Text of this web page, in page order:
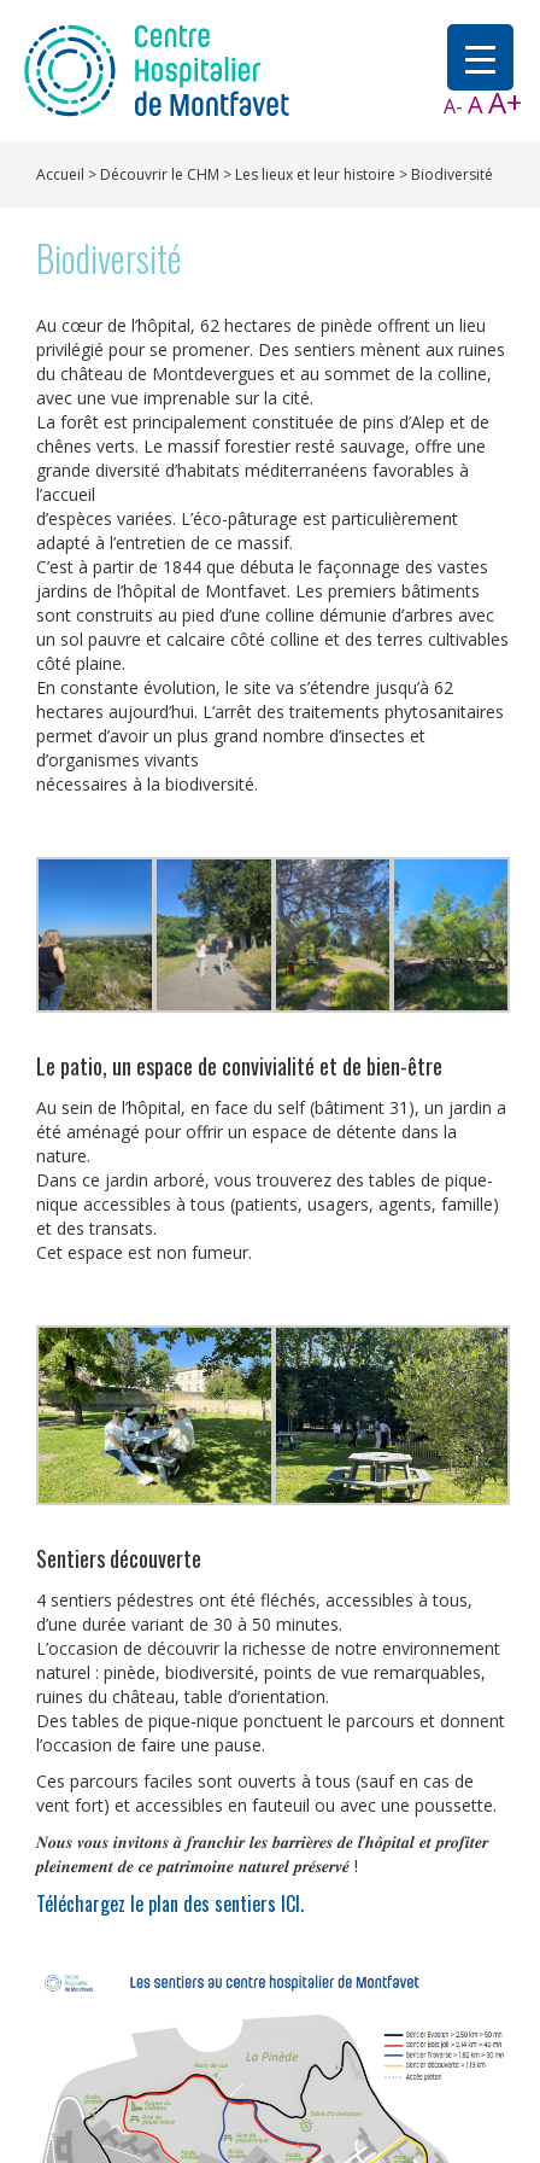
A- AA+
Accueil > Découvrir le CHM > Les lieux et leur histoire > Biodiversité
Biodiversité
Au cœur de l’hôpital, 62 hectares de pinède offrent un lieu
privilégié pour se promener. Des sentiers mènent aux ruines
du château de Montdevergues et au sommet de la colline,
avec une vue imprenable sur la cité.
La forêt est principalement constituée de pins d’Alep et de
chênes verts. Le massif forestier resté sauvage, offre une
grande diversité d’habitats méditerranéens favorables à
l’accueil
d’espèces variées. L’éco-pâturage est particulièrement
adapté à l’entretien de ce massif.
C’est à partir de 1844 que débuta le façonnage des vastes
jardins de l’hôpital de Montfavet. Les premiers bâtiments
sont construits au pied d’une colline démunie d’arbres avec
un sol pauvre et calcaire côté colline et des terres cultivables
côté plaine.
En constante évolution, le site va s’étendre jusqu’à 62
hectares aujourd’hui. L’arrêt des traitements phytosanitaires
permet d’avoir un plus grand nombre d’insectes et
d’organismes vivants
nécessaires à la biodiversité.
Le patio, un espace de convivialité et de bien-être
Au sein de l’hôpital, en face du self (bâtiment 31), un jardin a
été aménagé pour offrir un espace de détente dans la
nature.
Dans ce jardin arboré, vous trouverez des tables de pique-
nique accessibles à tous (patients, usagers, agents, famille)
et des transats.
Cet espace est non fumeur.
Sentiers découverte
4 sentiers pédestres ont été fléchés, accessibles à tous,
d’une durée variant de 30 à 50 minutes.
L’occasion de découvrir la richesse de notre environnement
naturel : pinède, biodiversité, points de vue remarquables,
ruines du château, table d’orientation.
Des tables de pique-nique ponctuent le parcours et donnent
l’occasion de faire une pause.
Ces parcours faciles sont ouverts à tous (sauf en cas de
vent fort) et accessibles en fauteuil ou avec une poussette.
𝑵𝒐𝒖𝒔 𝒗𝒐𝒖𝒔 𝒊𝒏𝒗𝒊𝒕𝒐𝒏𝒔 𝒂̀ 𝒇𝒓𝒂𝒏𝒄𝒉𝒊𝒓 𝒍𝒆𝒔 𝒃𝒂𝒓𝒓𝒊𝒆̀𝒓𝒆𝒔 𝒅𝒆 𝒍’𝒉𝒐̂𝒑𝒊𝒕𝒂𝒍 𝒆𝒕 𝒑𝒓𝒐𝒇𝒊𝒕𝒆𝒓
𝒑𝒍𝒆𝒊𝒏𝒆𝒎𝒆𝒏𝒕 𝒅𝒆 𝒄𝒆 𝒑𝒂𝒕𝒓𝒊𝒎𝒐𝒊𝒏𝒆 𝒏𝒂𝒕𝒖𝒓𝒆𝒍 𝒑𝒓𝒆́𝒔𝒆𝒓𝒗𝒆́ !
Téléchargez le plan des sentiers ICI.